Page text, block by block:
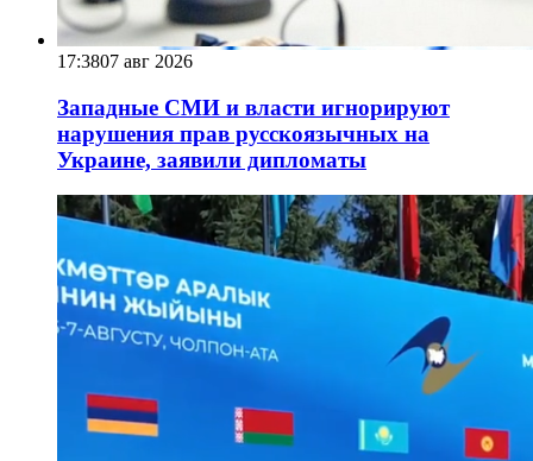
17:3807 авг 2026
Западные СМИ и власти игнорируют
нарушения прав русскоязычных на
Украине, заявили дипломаты